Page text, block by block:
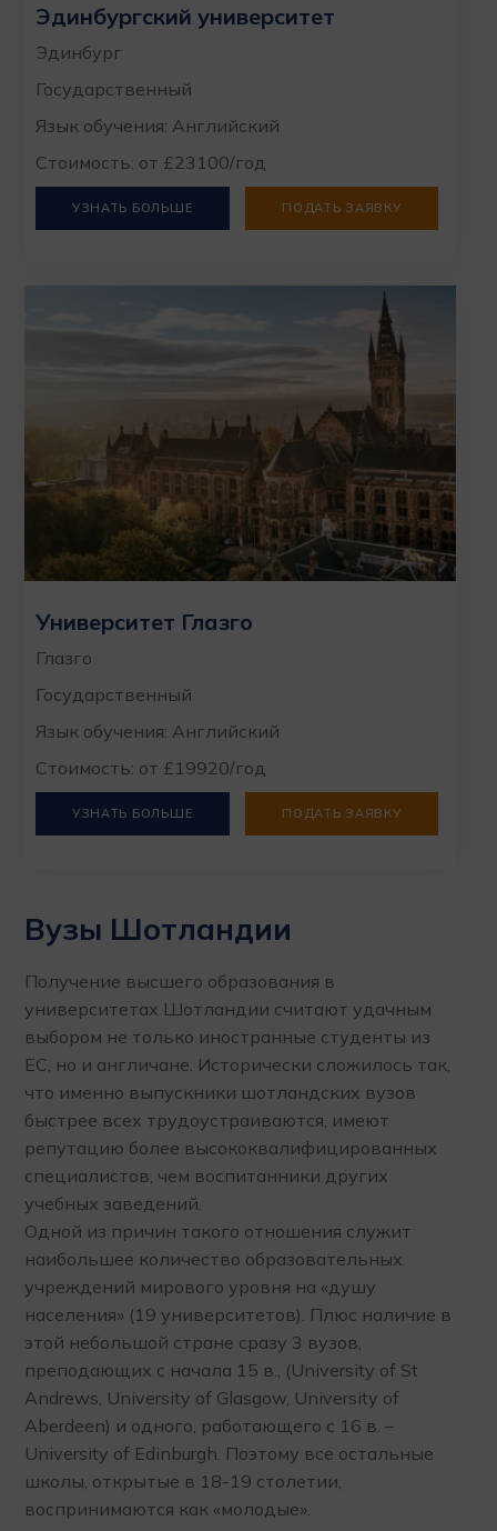
Эдинбургский университет
Эдинбург
Государственный
Язык обучения: Английский
Стоимость: от £23100/год
УЗНАТЬ БОЛЬШЕ ПОДАТЬ ЗАЯВКУ
Университет Глазго
Глазго
Государственный
Язык обучения: Английский
Стоимость: от £19920/год
УЗНАТЬ БОЛЬШЕ ПОДАТЬ ЗАЯВКУ
Вузы Шотландии
Получение высшего образования в
университетах Шотландии считают удачным
выбором не только иностранные студенты из
ЕС, но и англичане. Исторически сложилось так,
что именно выпускники шотландских вузов
быстрее всех трудоустраиваются, имеют
репутацию более высококвалифицированных
специалистов, чем воспитанники других
учебных заведений.
Одной из причин такого отношения служит
наибольшее количество образовательных
учреждений мирового уровня на «душу
населения» (19 университетов). Плюс наличие в
этой небольшой стране сразу 3 вузов,
преподающих с начала 15 в., (University of St
Andrews, University of Glasgow, University of
Aberdeen) и одного, работающего с 16 в. –
University of Edinburgh. Поэтому все остальные
школы, открытые в 18-19 столетии,
воспринимаются как «молодые».